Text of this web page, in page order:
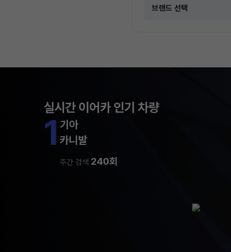
실시간 이어카 인기 차량
1 기아
카니발
주간 검색 240회